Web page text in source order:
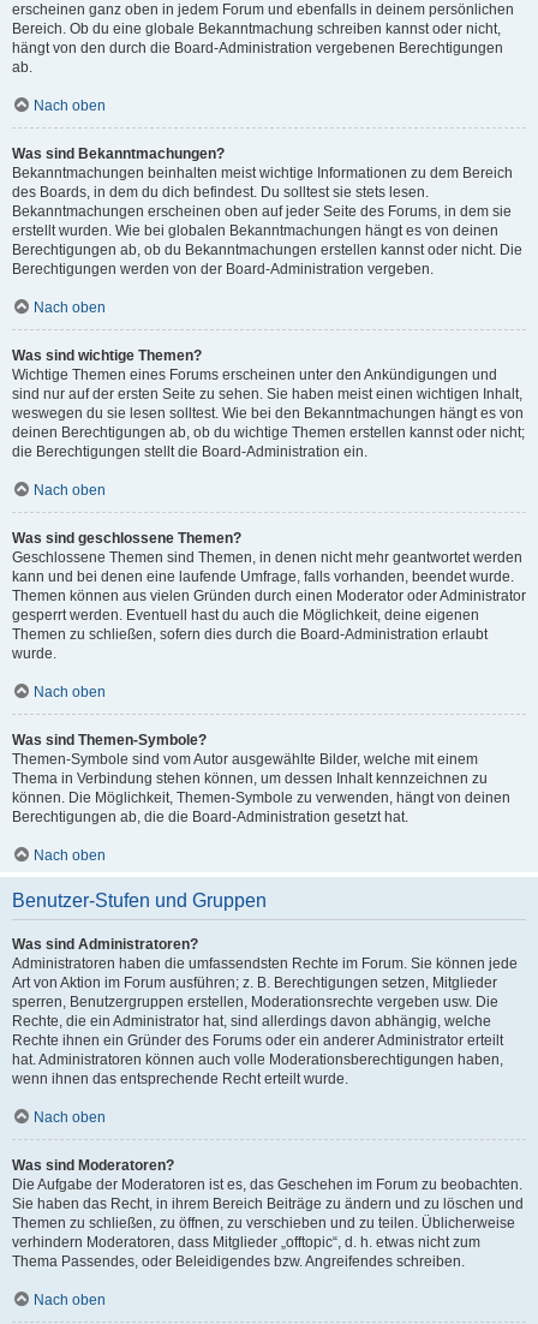
erscheinen ganz oben in jedem Forum und ebenfalls in deinem persönlichen
Bereich. Ob du eine globale Bekanntmachung schreiben kannst oder nicht,
hängt von den durch die Board-Administration vergebenen Berechtigungen
ab.
Nach oben
Was sind Bekanntmachungen?
Bekanntmachungen beinhalten meist wichtige Informationen zu dem Bereich
des Boards, in dem du dich befindest. Du solltest sie stets lesen.
Bekanntmachungen erscheinen oben auf jeder Seite des Forums, in dem sie
erstellt wurden. Wie bei globalen Bekanntmachungen hängt es von deinen
Berechtigungen ab, ob du Bekanntmachungen erstellen kannst oder nicht. Die
Berechtigungen werden von der Board-Administration vergeben.
Nach oben
Was sind wichtige Themen?
Wichtige Themen eines Forums erscheinen unter den Ankündigungen und
sind nur auf der ersten Seite zu sehen. Sie haben meist einen wichtigen Inhalt,
weswegen du sie lesen solltest. Wie bei den Bekanntmachungen hängt es von
deinen Berechtigungen ab, ob du wichtige Themen erstellen kannst oder nicht;
die Berechtigungen stellt die Board-Administration ein.
Nach oben
Was sind geschlossene Themen?
Geschlossene Themen sind Themen, in denen nicht mehr geantwortet werden
kann und bei denen eine laufende Umfrage, falls vorhanden, beendet wurde.
Themen können aus vielen Gründen durch einen Moderator oder Administrator
gesperrt werden. Eventuell hast du auch die Möglichkeit, deine eigenen
Themen zu schließen, sofern dies durch die Board-Administration erlaubt
wurde.
Nach oben
Was sind Themen-Symbole?
Themen-Symbole sind vom Autor ausgewählte Bilder, welche mit einem
Thema in Verbindung stehen können, um dessen Inhalt kennzeichnen zu
können. Die Möglichkeit, Themen-Symbole zu verwenden, hängt von deinen
Berechtigungen ab, die die Board-Administration gesetzt hat.
Nach oben
Benutzer-Stufen und Gruppen
Was sind Administratoren?
Administratoren haben die umfassendsten Rechte im Forum. Sie können jede
Art von Aktion im Forum ausführen; z. B. Berechtigungen setzen, Mitglieder
sperren, Benutzergruppen erstellen, Moderationsrechte vergeben usw. Die
Rechte, die ein Administrator hat, sind allerdings davon abhängig, welche
Rechte ihnen ein Gründer des Forums oder ein anderer Administrator erteilt
hat. Administratoren können auch volle Moderationsberechtigungen haben,
wenn ihnen das entsprechende Recht erteilt wurde.
Nach oben
Was sind Moderatoren?
Die Aufgabe der Moderatoren ist es, das Geschehen im Forum zu beobachten.
Sie haben das Recht, in ihrem Bereich Beiträge zu ändern und zu löschen und
Themen zu schließen, zu öffnen, zu verschieben und zu teilen. Üblicherweise
verhindern Moderatoren, dass Mitglieder „offtopic“, d. h. etwas nicht zum
Thema Passendes, oder Beleidigendes bzw. Angreifendes schreiben.
Nach oben